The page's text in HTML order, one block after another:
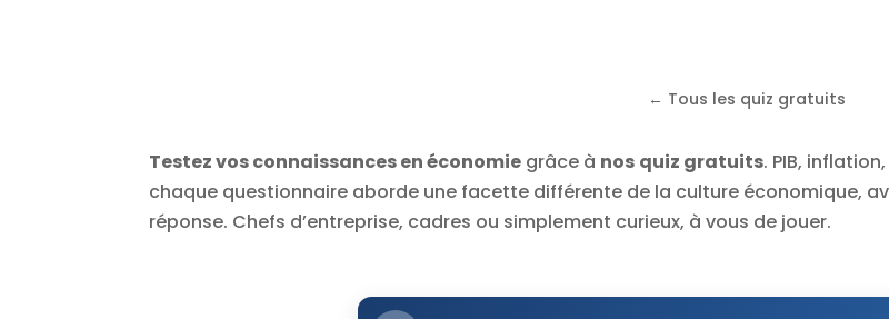
← Tous les quiz gratuits
Testez vos connaissances en économie grâce à nos quiz gratuits. PIB,
chaque questionnaire aborde une facette différente de la culture économique,
réponse. Chefs d’entreprise, cadres ou simplement curieux, à vous de jouer.